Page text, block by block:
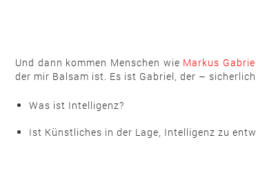
Und dann kommen Menschen wie Markus Gabriel
der mir Balsam ist. Es ist Gabriel, der –
Was ist Intelligenz?
Ist Künstliches in der Lage, Intelligenz zu